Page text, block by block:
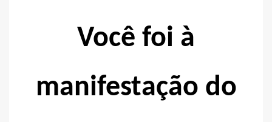
Você foi à
manifestação do